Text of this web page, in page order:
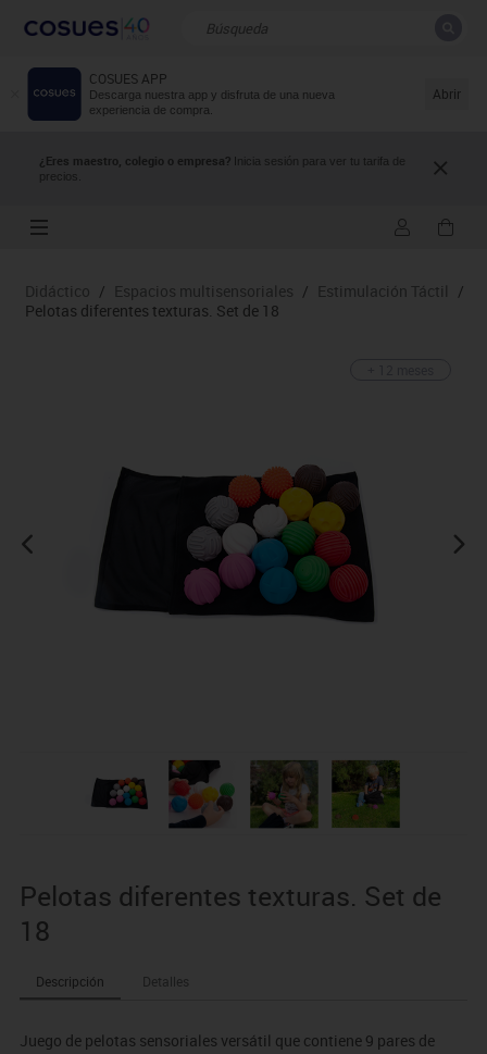
COSUES APP
Descarga nuestra app y disfruta de una nueva
experiencia de compra.
Abrir
¿Eres maestro, colegio o empresa? Inicia sesión para ver tu tarifa de
precios.
Resultados de la búsqueda
Didáctico / Espacios multisensoriales / Estimulación Táctil
/
Pelotas diferentes texturas. Set de 18
Pelotas diferentes texturas. Set de
18
Descripción Detalles
Juego de pelotas sensoriales versátil que contiene 9 pares de